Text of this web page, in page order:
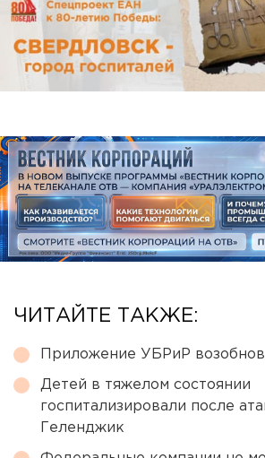
ЧИТАЙТЕ ТАКЖЕ:
Приложение УБРиР
Детей в тяжелом состоянии
госпитализировали после
Геленджик